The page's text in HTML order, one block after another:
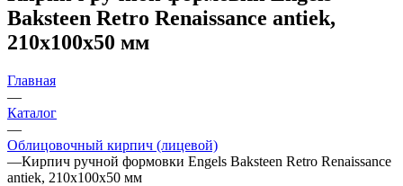
Baksteen Retro Renaissance antiek,
210х100х50 мм
Главная
—
Каталог
—
Облицовочный кирпич (лицевой)
—Кирпич ручной формовки Engels Baksteen Retro Renaissance
antiek, 210х100х50 мм